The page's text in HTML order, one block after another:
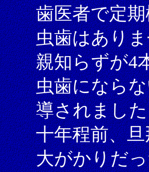
歯医者で定
虫歯はあり
親知らずが4
虫歯になら
導されまし
十年程前、
大がかりだ